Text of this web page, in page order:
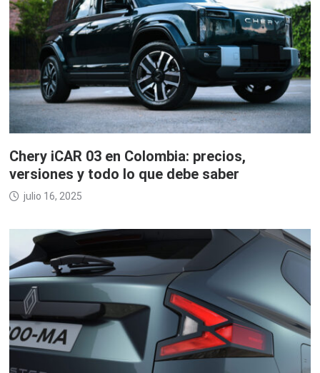
Chery iCAR 03 en Colombia: precios,
versiones y todo lo que debe saber
julio 16, 2025